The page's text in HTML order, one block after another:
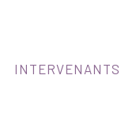
INTERVENANTS